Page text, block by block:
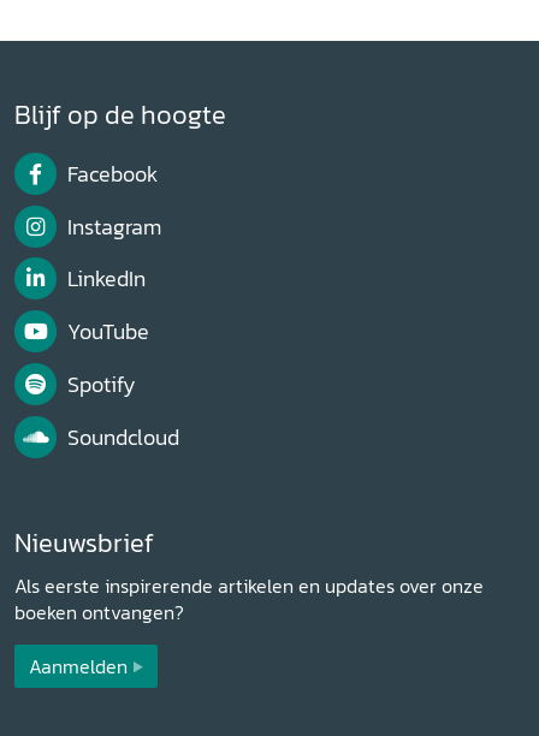
Blijf op de hoogte
Facebook
Instagram
LinkedIn
YouTube
Spotify
Soundcloud
Nieuwsbrief
Als eerste inspirerende artikelen en updates over onze
boeken ontvangen?
Aanmelden